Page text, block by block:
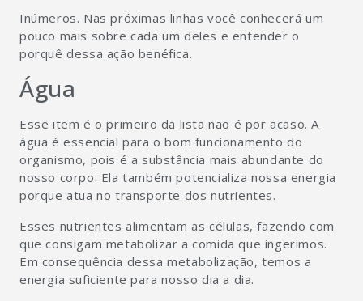
Inúmeros. Nas próximas linhas você conhecerá um
pouco mais sobre cada um deles e entender o
porquê dessa ação benéfica.
Água
Esse item é o primeiro da lista não é por acaso. A
água é essencial para o bom funcionamento do
organismo, pois é a substância mais abundante do
nosso corpo. Ela também potencializa nossa energia
porque atua no transporte dos nutrientes.
Esses nutrientes alimentam as células, fazendo com
que consigam metabolizar a comida que ingerimos.
Em consequência dessa metabolização, temos a
energia suficiente para nosso dia a dia.